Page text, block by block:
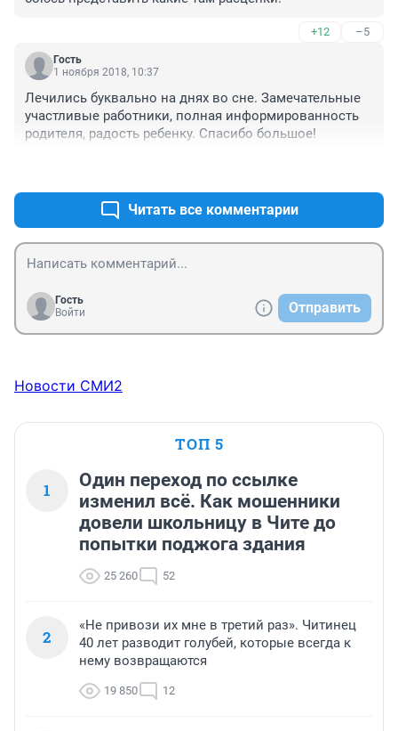
+12 –5
Гость
1 ноября 2018, 10:37
Лечились буквально на днях во сне. Замечательные
участливые работники, полная информированность
родителя, радость ребенку. Спасибо большое!
Читать все комментарии
Гость
Войти
Отправить
Новости СМИ2
ТОП 5
1
Один переход по ссылке
изменил всё. Как мошенники
довели школьницу в Чите до
попытки поджога здания
25 260 52
2
«Не привози их мне в третий раз». Читинец
40 лет разводит голубей, которые всегда к
нему возвращаются
19 850 12